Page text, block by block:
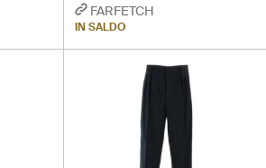
FARFETCH
IN SALDO